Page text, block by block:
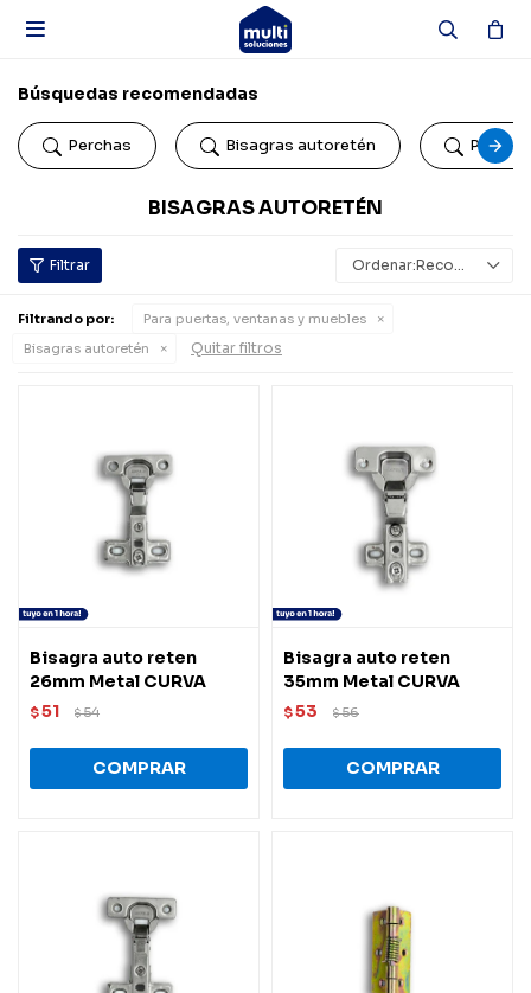

Búsquedas recomendadas
Perchas Bisagras autoretén
BISAGRAS AUTORETÉN
Recomendados
Filtrando por:
Para puertas, ventanas y muebles
Bisagras autoretén
Quitar filtros
Bisagra auto reten
26mm Metal CURVA
$51 $54
Bisagra auto reten
35mm Metal CURVA
$53 $56